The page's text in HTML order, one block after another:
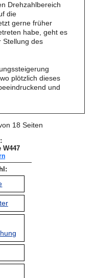
Drehzahlbereich
die
gerne früher
habe, geht es
Stellung des
plötzlich dieses
und
18 Seiten
W447